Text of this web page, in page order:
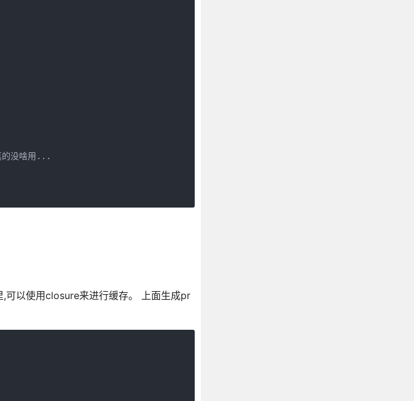
没啥用...
可以使用closure来进行缓存。 上面生成pr